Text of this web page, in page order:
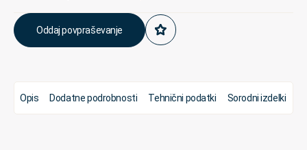
Oddaj povpraševanje
Opis Dodatne podrobnosti Tehnični podatki Sorodni izdelki